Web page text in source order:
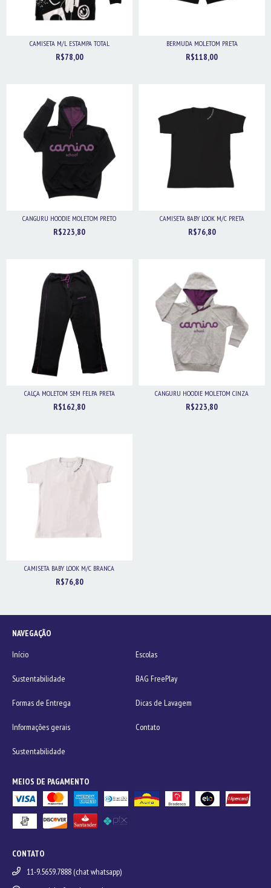
CAMISETA M/L ESTAMPA TOTAL
R$78,00
BERMUDA MOLETOM PRETA
R$118,00
CANGURU HOODIE MOLETOM PRETO
R$223,80
CAMISETA BABY LOOK M/C PRETA
R$76,80
CALÇA MOLETOM SEM FELPA PRETA
R$162,80
CANGURU HOODIE MOLETOM CINZA
R$223,80
CAMISETA BABY LOOK M/C BRANCA
R$76,80
NAVEGAÇÃO
Início
Escolas
Sustentabilidade BAG FreePlay
Formas de Entrega Dicas de Lavagem
Informações gerais Contato
Sustentabilidade
MEIOS DE PAGAMENTO
CONTATO
11-9.5659.7888 (chat whatsapp)